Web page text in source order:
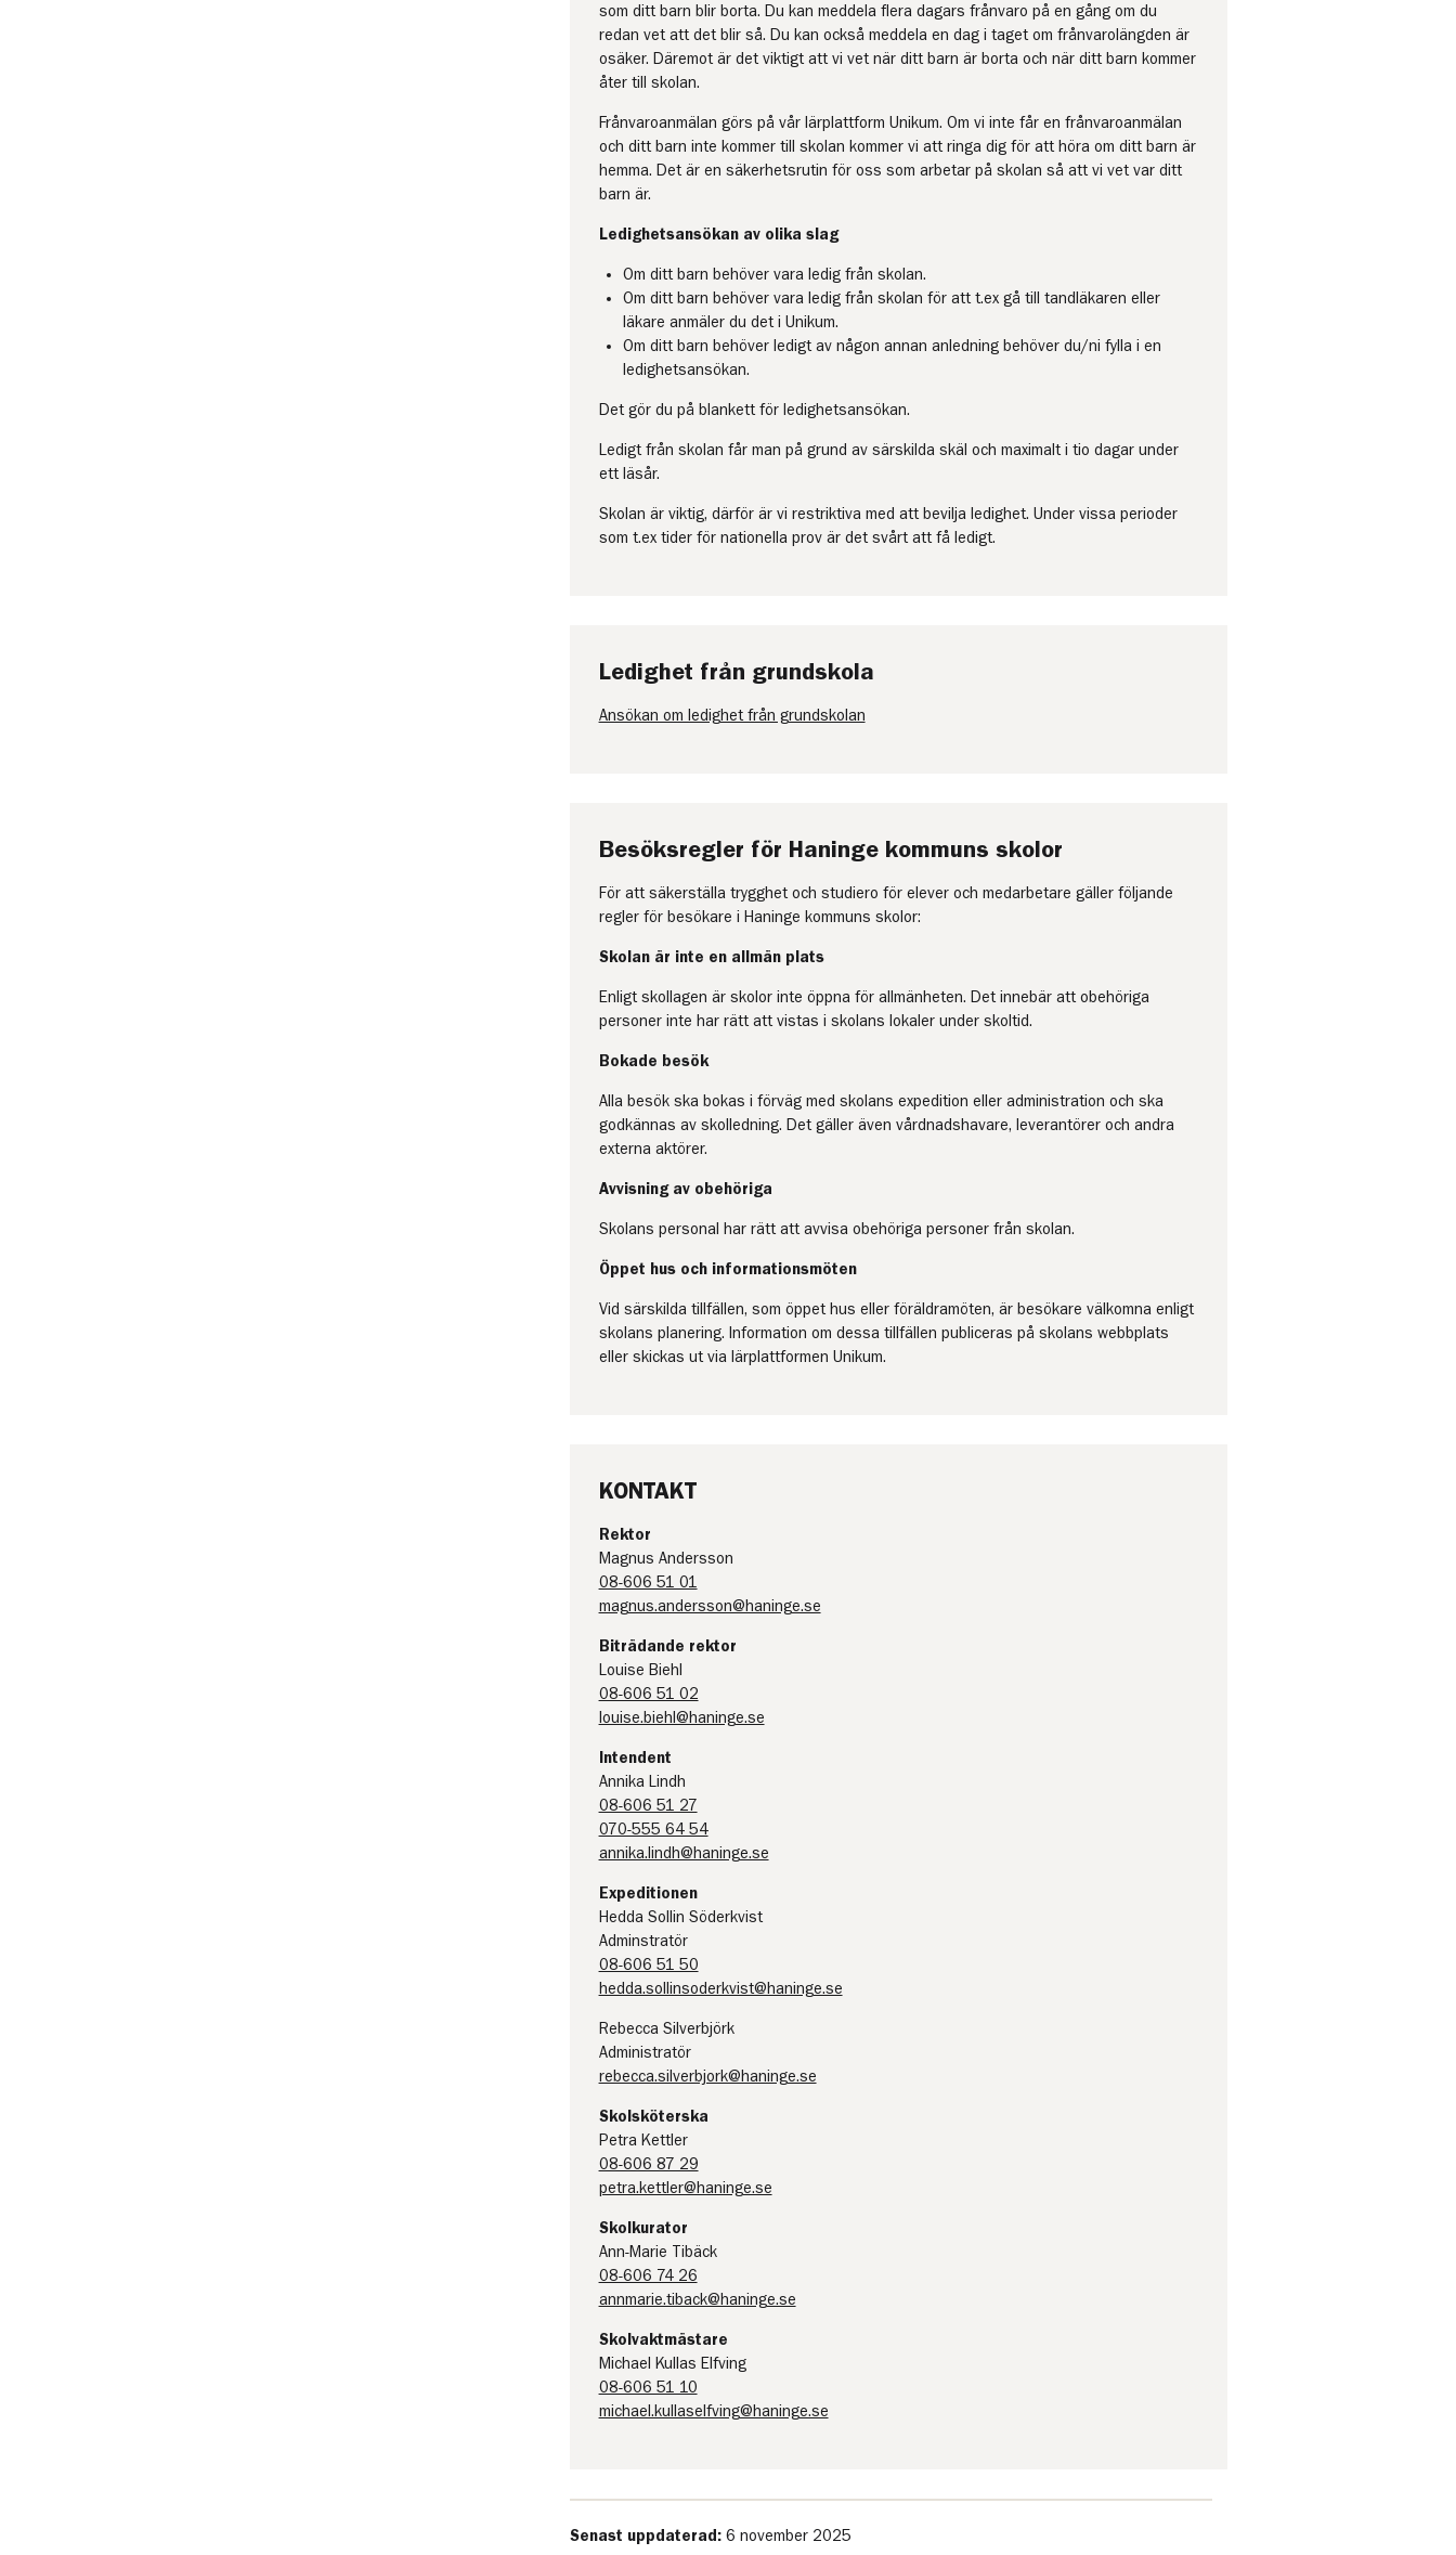
som ditt barn blir borta. Du kan meddela flera dagars frånvaro på en gång om du
redan vet att det blir så. Du kan också meddela en dag i taget om frånvarolängden är
osäker. Däremot är det viktigt att vi vet när ditt barn är borta och när ditt barn kommer
åter till skolan.
Frånvaroanmälan görs på vår lärplattform Unikum. Om vi inte får en frånvaroanmälan
och ditt barn inte kommer till skolan kommer vi att ringa dig för att höra om ditt barn är
hemma. Det är en säkerhetsrutin för oss som arbetar på skolan så att vi vet var ditt
barn är.
Ledighetsansökan av olika slag
Om ditt barn behöver vara ledig från skolan.
Om ditt barn behöver vara ledig från skolan för att t.ex gå till tandläkaren eller
läkare anmäler du det i Unikum.
Om ditt barn behöver ledigt av någon annan anledning behöver du/ni fylla i en
ledighetsansökan.
Det gör du på blankett för ledighetsansökan.
Ledigt från skolan får man på grund av särskilda skäl och maximalt i tio dagar under
ett läsår.
Skolan är viktig, därför är vi restriktiva med att bevilja ledighet. Under vissa perioder
som t.ex tider för nationella prov är det svårt att få ledigt.
Ledighet från grundskola
Ansökan om ledighet från grundskolan
Besöksregler för Haninge kommuns skolor
För att säkerställa trygghet och studiero för elever och medarbetare gäller följande
regler för besökare i Haninge kommuns skolor:
Skolan är inte en allmän plats
Enligt skollagen är skolor inte öppna för allmänheten. Det innebär att obehöriga
personer inte har rätt att vistas i skolans lokaler under skoltid.
Bokade besök
Alla besök ska bokas i förväg med skolans expedition eller administration och ska
godkännas av skolledning. Det gäller även vårdnadshavare, leverantörer och andra
externa aktörer.
Avvisning av obehöriga
Skolans personal har rätt att avvisa obehöriga personer från skolan.
Öppet hus och informationsmöten
Vid särskilda tillfällen, som öppet hus eller föräldramöten, är besökare välkomna enligt
skolans planering. Information om dessa tillfällen publiceras på skolans webbplats
eller skickas ut via lärplattformen Unikum.
KONTAKT
Rektor
Magnus Andersson
08-606 51 01
magnus.andersson@haninge.se
Biträdande rektor
Louise Biehl
08-606 51 02
louise.biehl@haninge.se
Intendent
Annika Lindh
08-606 51 27
070-555 64 54
annika.lindh@haninge.se
Expeditionen
Hedda Sollin Söderkvist
Adminstratör
08-606 51 50
hedda.sollinsoderkvist@haninge.se
Rebecca Silverbjörk
Administratör
rebecca.silverbjork@haninge.se
Skolsköterska
Petra Kettler
08-606 87 29
petra.kettler@haninge.se
Skolkurator
Ann-Marie Tibäck
08-606 74 26
annmarie.tiback@haninge.se
Skolvaktmästare
Michael Kullas Elfving
08-606 51 10
michael.kullaselfving@haninge.se
Senast uppdaterad: 6 november 2025